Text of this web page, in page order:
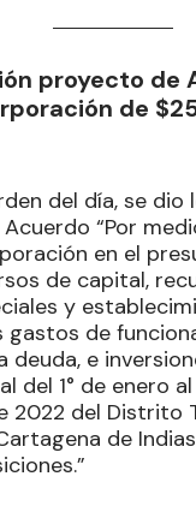
proyecto de
de
del día, se dio
“Por
en el
de capital,
y
gastos de
deuda, e
del 1° de enero
2022 del Distrito
de